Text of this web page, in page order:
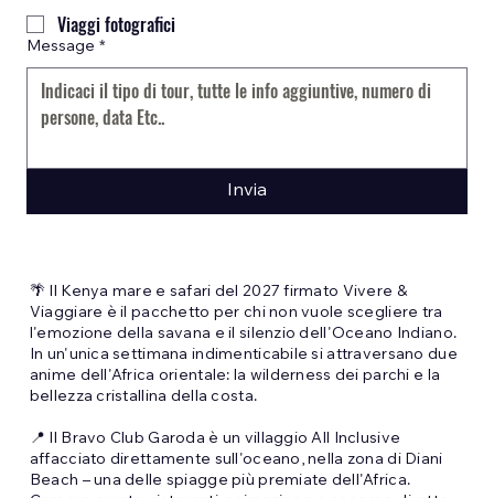
Viaggi fotografici
Message *
Invia
🌴 Il Kenya mare e safari del 2027 firmato Vivere &
Viaggiare è il pacchetto per chi non vuole scegliere tra
l'emozione della savana e il silenzio dell'Oceano Indiano.
In un'unica settimana indimenticabile si attraversano due
anime dell'Africa orientale: la wilderness dei parchi e la
bellezza cristallina della costa.
📍 Il Bravo Club Garoda è un villaggio All Inclusive
affacciato direttamente sull'oceano, nella zona di Diani
Beach – una delle spiagge più premiate dell'Africa.